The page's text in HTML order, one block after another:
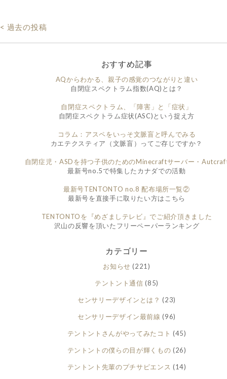
< 過去の投稿
おすすめ記事
AQからわかる、親子の感覚のつながりと違い
自閉症スペクトラム指数(AQ)とは？
自閉症スペクトラム、「障害」と「症状」
自閉症スペクトラム症状(ASC)という捉え方
コラム：アスペをいっそ文脈盲と呼んでみる
カエテクスティア（文脈盲）ってご存じですか？
自閉症児・ASDを持つ子供のためのMinecraftサーバー・
最新号no.5で特集したカナダでの活動
最新号TENTONTO no.8 配布場所一覧②
最新号を直接手に取りたい方はこちら
TENTONTOを『めざましテレビ』でご紹介頂きました
沢山の反響を頂いたフリーペーパーランキング
カテゴリー
お知らせ (221)
テントント通信 (85)
センサリーデザインとは？ (23)
センサリーデザイン最前線 (96)
テントントさんがやってみたコト (45)
テントントの僕らの目が輝くもの (26)
テントント先輩のプチサピエンス (14)